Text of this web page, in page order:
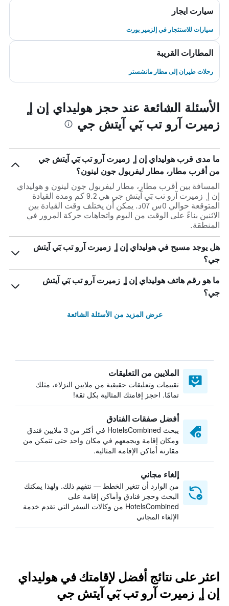
سيارت ايجار
سيارات للاستئجار في إلزمير بورت
المطارات القريبة
رحلات طيران إلى مطار مانشستر
الأسئلة الشائعة عند حجز هوليداي إن إ ٕ
زميرت آرو تب بٓي آيتش جي
ما مدى قرب هوليداي إن إ ٕ زميرت آرو تب بٓي آيتش جي
من أقرب مطار، مطار ليفربول جون لينون؟
المسافة بين أقرب مطار، مطار ليفربول جون لينون و هوليداي
إن إ ٕ زميرت آرو تب بٓي آيتش جي هي 9.2 كم ومدة القيادة
المتوقعة حوالي 0س 07د. يمكن أن يختلف وقت القيادة بين
الاثنين بناءً على الوقت من اليوم واتجاهات حركة المرور في
المنطقة.
هل يوجد مسبح في هوليداي إن إ ٕ زميرت آرو تب بٓي آيتش
جي؟
ما هو رقم هاتف هوليداي إن إ ٕ زميرت آرو تب بٓي آيتش
جي؟
عرض المزيد من الأسئلة الشائعة
الملايين من التعليقات
تقييمات وتعليقات حقيقية من ملايين النزلاء، مثلك
تمامًا. احجز إقامتك المثالية بكل ثقة!
أفضل صفقات الفنادق
يبحث HotelsCombined في أكثر من 3 ملايين فندق
ومكان إقامة ويجمعهم في مكان واحد حتى تتمكن من
مقارنة أماكن الإقامة المثالية.
إلغاء مجاني
من الوارد أن تتغير الخطط — نتفهم ذلك. ولهذا يمكنك
البحث وحجز فنادق وأماكن إقامة على
HotelsCombined من وكالات السفر التي تقدم خدمة
الإلغاء المجاني
اعثر على نتائج أفضل لإقامتك في هوليداي
إن إ ٕ زميرت آرو تب بٓي آيتش جي